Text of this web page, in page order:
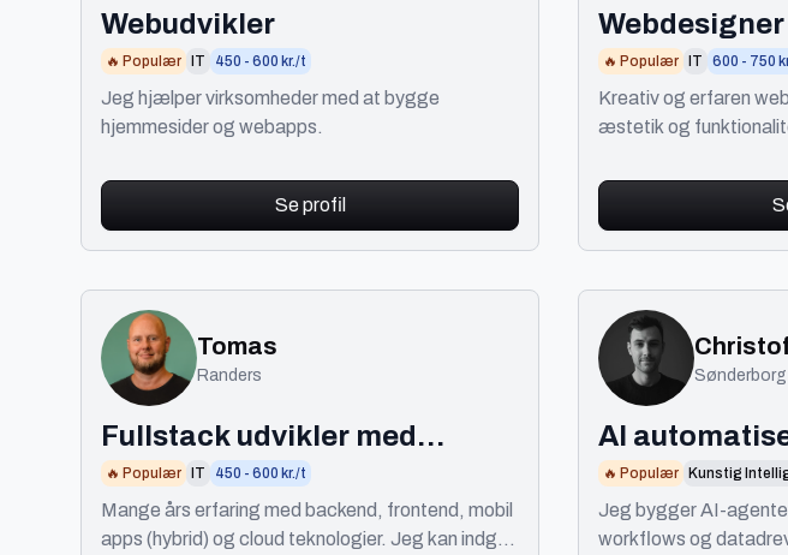
Webudvikler
🔥 Populær IT 450 - 600 kr./t
Jeg hjælper virksomheder med at bygge
hjemmesider og webapps.
Se profil
Webdesigner
🔥 Populær IT 600 - 750
Kreativ og erfaren
æstetik og
SEO.
Tomas
Randers
Fullstack udvikler med
lederevner
🔥 Populær IT 450 - 600 kr./t
Mange års erfaring med backend, frontend, mobil
apps (hybrid) og cloud teknologier. Jeg kan indgå i
Sønderborg
AI
og udvikler
🔥 Populær Kunstig
Jeg bygger
workflows og